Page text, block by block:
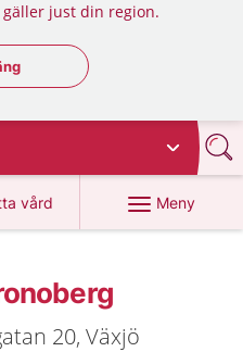
just din region.
regionsväljaren
vård
1177.se
Meny
20, Växjö